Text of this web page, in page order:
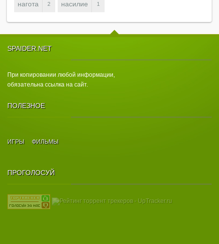
нагота 2 насилие 1
SPAIDER.NET
При копировании любой информации,
обязательна ссылка на сайт.
ПОЛЕЗНОЕ
ИГРЫ ФИЛЬМЫ
ПРОГОЛОСУЙ